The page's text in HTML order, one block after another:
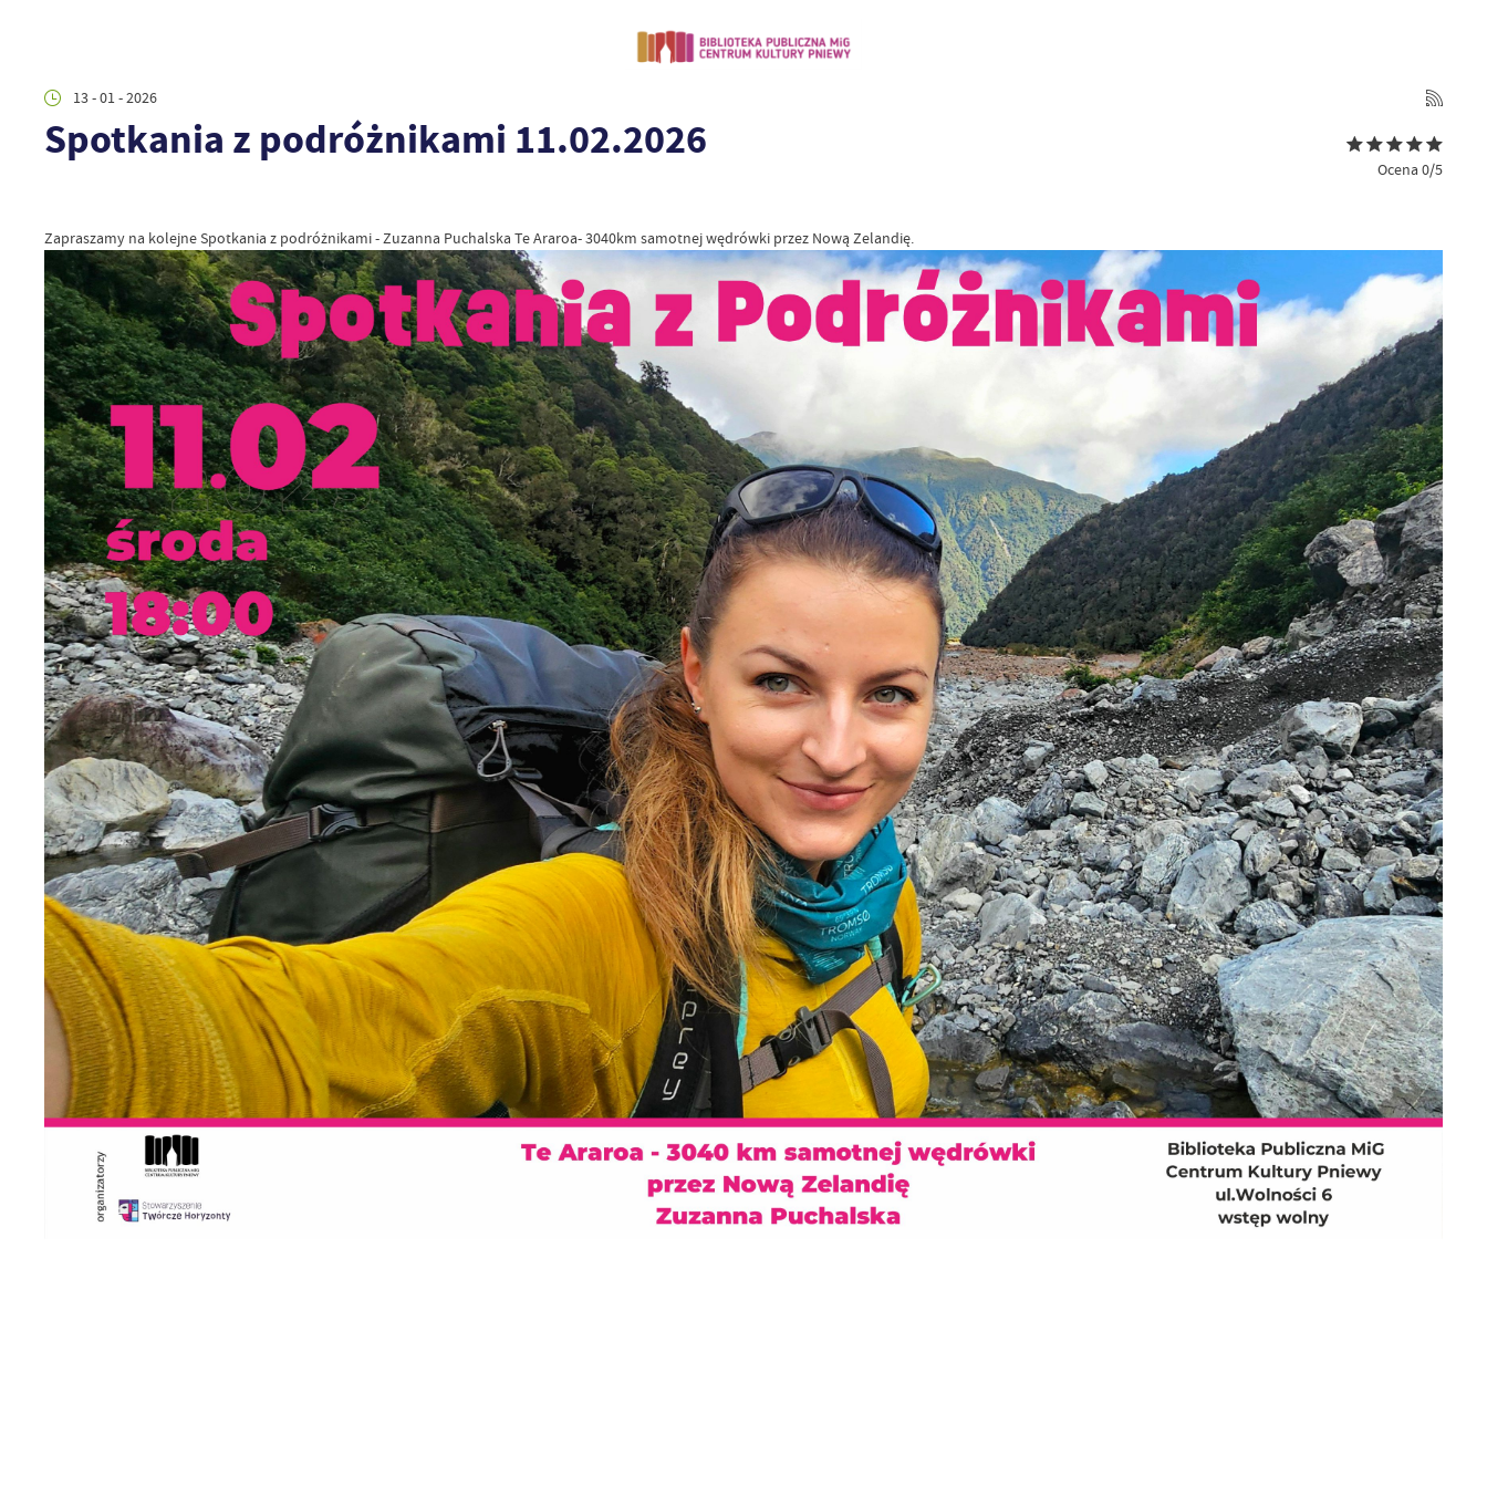
13 - 01 - 2026
Spotkania z podróżnikami 11.02.2026
Ocena 0/5
Zapraszamy na kolejne Spotkania z podróżnikami - Zuzanna Puchalska Te Araroa- 3040km samotnej wędrówki przez Nową Zelandię.